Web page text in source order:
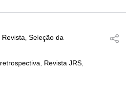
Revista, Seleção da
retrospectiva, Revista JRS,